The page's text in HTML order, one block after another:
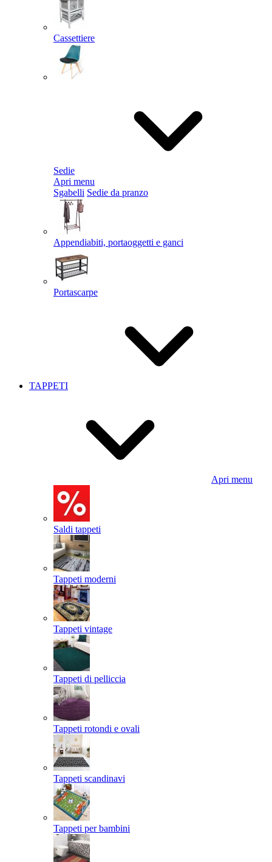
Cassettiere
Sedie
Apri menu
Sgabelli Sedie da pranzo
Appendiabiti, portaoggetti e ganci
Portascarpe
TAPPETI
Apri menu
Saldi tappeti
Tappeti moderni
Tappeti vintage
Tappeti di pelliccia
Tappeti rotondi e ovali
Tappeti scandinavi
Tappeti per bambini